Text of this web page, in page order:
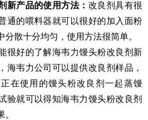
产品的使用方法： 改良剂具有很
通的喂料器就可以很好的加入面粉
分散十分均匀，使用方法很简单。
好的了解海韦力馒头粉改良剂新
海韦力公司可以提供改良剂样品，
在使用的馒头粉改良剂一起蒸馒
验就可以得知海韦力馒头粉改良剂